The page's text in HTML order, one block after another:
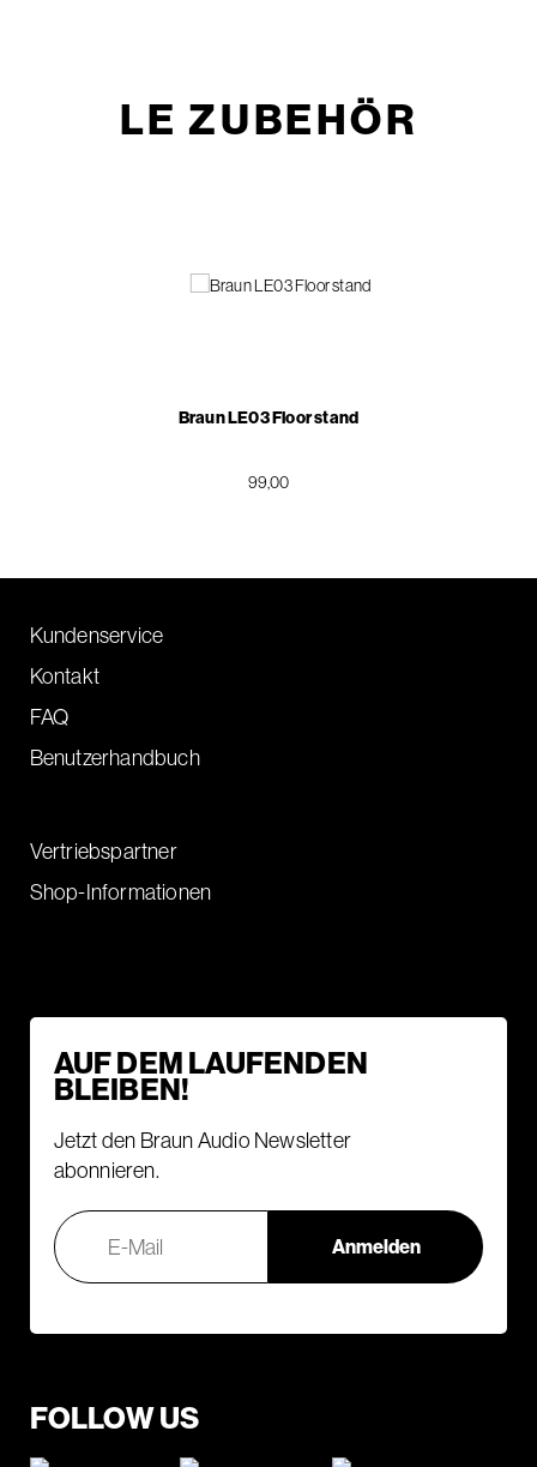
LE ZUBEHÖR
Braun LE03 Floor stand
99,00
Kundenservice
Kontakt
FAQ
Benutzerhandbuch
Vertriebspartner
Shop-Informationen
AUF DEM LAUFENDEN
BLEIBEN!
Jetzt den Braun Audio Newsletter
abonnieren.
FOLLOW US